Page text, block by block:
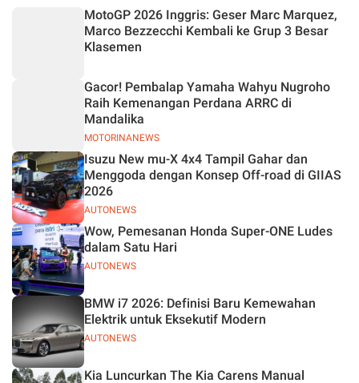
Silverstone!
MotoGP 2026 Inggris: Geser Marc Marquez,
Marco Bezzecchi Kembali ke Grup 3 Besar
Klasemen
MOTORINANEWS
Gacor! Pembalap Yamaha Wahyu Nugroho
Raih Kemenangan Perdana ARRC di
Mandalika
AUTONEWS
Isuzu New mu-X 4x4 Tampil Gahar dan
Menggoda dengan Konsep Off-road di GIIAS
2026
AUTONEWS
Wow, Pemesanan Honda Super-ONE Ludes
dalam Satu Hari
AUTONEWS
BMW i7 2026: Definisi Baru Kemewahan
Elektrik untuk Eksekutif Modern
Kia Luncurkan The Kia Carens Manual